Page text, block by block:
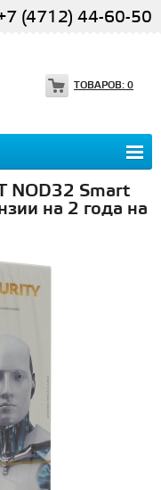
(4712) 44-60-50
ТОВАРОВ: 0
NOD32 Smart
на 2 года на